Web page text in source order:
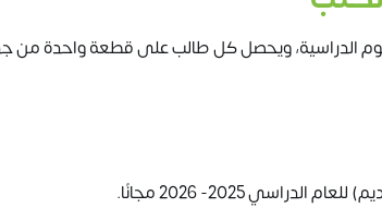
ويحصل كل طالب على قطعة واحدة من
2025- 2026 مجانًا.